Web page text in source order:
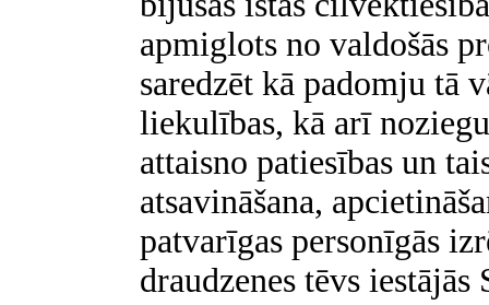
apmiglots no valdošās
saredzēt kā padomju tā
liekulības, kā arī
attaisno patiesības un
atsavināšana,
patvarīgas personīgās
draudzenes tēvs iestājās